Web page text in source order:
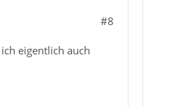
#8
eigentlich auch